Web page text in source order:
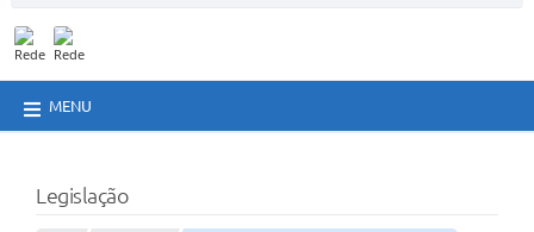
MENU
Legislação